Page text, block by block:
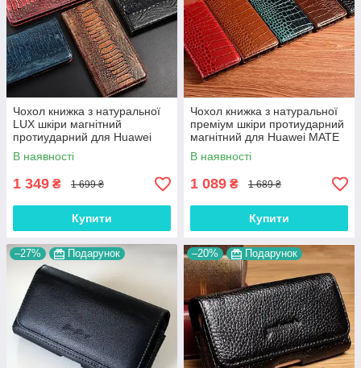
Чохол книжка з натуральної
LUX шкіри магнітний
протиударний для Huawei
MATE 50 "ZENUS"
В наявності
1 349 ₴ 1 699 ₴
Купити
Чохол книжка з натуральної
преміум шкіри протиударний
магнітний для Huawei MATE
50 "CROCODILE"
В наявності
1 089 ₴ 1 689 ₴
Купити
–27% Подарунок –20% Подарунок